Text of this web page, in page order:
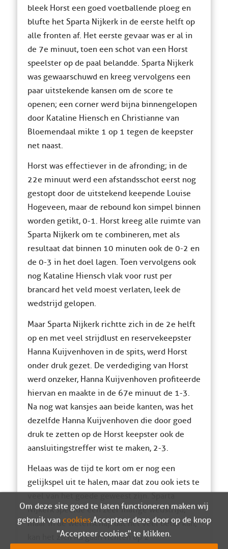
bleek Horst een goed voetballende ploeg en
blufte het Sparta Nijkerk in de eerste helft op
alle fronten af. Het eerste gevaar was er al in
de 7e minuut, toen een schot van een Horst
speelster op de paal belandde. Sparta Nijkerk
was gewaarschuwd en kreeg vervolgens een
paar uitstekende kansen om de score te
openen; een corner werd bijna binnengelopen
door Kataline Hiensch en Christianne van
Bloemendaal mikte 1 op 1 tegen de keepster
net naast.
Horst was effectiever in de afronding; in de
22e minuut werd een afstandsschot eerst nog
gestopt door de uitstekend keepende Louise
Hogeveen, maar de rebound kon simpel binnen
worden getikt, 0-1. Horst kreeg alle ruimte van
Sparta Nijkerk om te combineren, met als
resultaat dat binnen 10 minuten ook de 0-2 en
de 0-3 in het doel lagen. Toen vervolgens ook
nog Kataline Hiensch vlak voor rust per
brancard het veld moest verlaten, leek de
wedstrijd gelopen.
Maar Sparta Nijkerk richtte zich in de 2e helft
op en met veel strijdlust en reservekeepster
Hanna Kuijvenhoven in de spits, werd Horst
onder druk gezet. De verdediging van Horst
werd onzeker, Hanna Kuijvenhoven profiteerde
hiervan en maakte in de 67e minuut de 1-3.
Na nog wat kansjes aan beide kanten, was het
dezelfde Hanna Kuijvenhoven die door goed
druk te zetten op de Horst keepster ook de
aansluitingstreffer wist te maken, 2-3.
Helaas was de tijd te kort om er nog een
gelijkspel uit te halen, maar dat zou ook iets te
Nijkerk speelde een zeer matige wedstrijd,
maar in de wetenschap dat het veel beter kan,
kan het zich nu gaan richten op 2
Om deze site goed te laten functioneren maken wij
gebruik van cookies. Accepteer deze door op de knop
"Accepteer cookies" te klikken.